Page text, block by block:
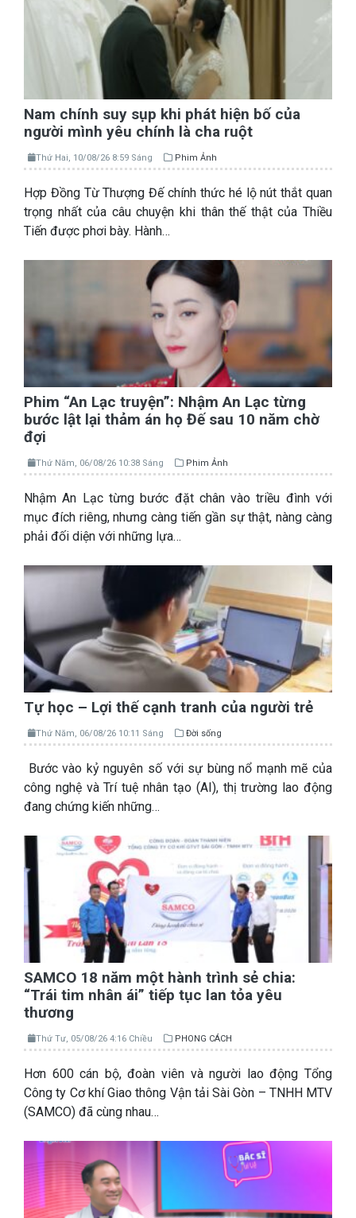
Nam chính suy sụp khi phát hiện bố của
người mình yêu chính là cha ruột
Thứ Hai, 10/08/26 8:59 Sáng Phim Ảnh
Hợp Đồng Từ Thượng Đế chính thức hé lộ nút thắt quan
trọng nhất của câu chuyện khi thân thế thật của Thiều
Tiến được phơi bày. Hành…
Phim “An Lạc truyện”: Nhậm An Lạc từng
bước lật lại thảm án họ Đế sau 10 năm chờ
đợi
Thứ Năm, 06/08/26 10:38 Sáng Phim Ảnh
Nhậm An Lạc từng bước đặt chân vào triều đình với
mục đích riêng, nhưng càng tiến gần sự thật, nàng càng
phải đối diện với những lựa…
Tự học – Lợi thế cạnh tranh của người trẻ
Thứ Năm, 06/08/26 10:11 Sáng Đời sống
Bước vào kỷ nguyên số với sự bùng nổ mạnh mẽ của
công nghệ và Trí tuệ nhân tạo (AI), thị trường lao động
đang chứng kiến những…
SAMCO 18 năm một hành trình sẻ chia:
“Trái tim nhân ái” tiếp tục lan tỏa yêu
thương
Thứ Tư, 05/08/26 4:16 Chiều PHONG CÁCH
Hơn 600 cán bộ, đoàn viên và người lao động Tổng
Công ty Cơ khí Giao thông Vận tải Sài Gòn – TNHH MTV
(SAMCO) đã cùng nhau…